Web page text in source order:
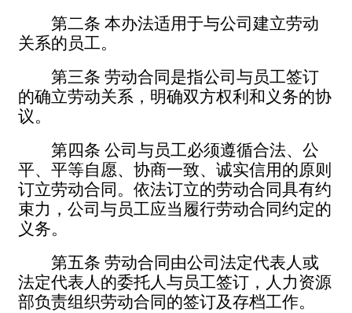
第二条 本办法适用于与公司建立劳动
关系的员工。
第三条 劳动合同是指公司与员工签订
的确立劳动关系，明确双方权利和义务的协
议。
第四条 公司与员工必须遵循合法、公
平、平等自愿、协商一致、诚实信用的原则
订立劳动合同。 依法订立的劳动合同具有约
束力， 公司 与员工应当履行劳动合同约定的
义务。
第五条 劳动合同由公司法定代表人或
法定代表人的委托人与员工签订，人力资源
部负责组织劳动合同的签订及存档工作。